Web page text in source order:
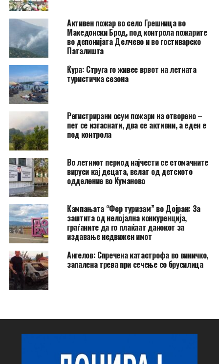
Активен пожар во село Грешница во
Македонски Брод, под контрола пожарите
во депонијата Делчево и во гостиварско
Паталишта
Ќура: Струга го живее врвот на летната
туристичка сезона
Регистрирани осум пожари на отворено –
пет се изгаснати, два се активни, а еден е
под контрола
Во летниот период најчести се стомачните
вируси кај децата, велат од детското
одделение во Куманово
Кампањата “Фер туризам” во Дојран: За
заштита од нелојална конкуренција,
граѓаните да го плаќаат данокот за
издавање недвижен имот
Ангелов: Спречена катастрофа во виничко,
запалена трева при сечење со брусилица